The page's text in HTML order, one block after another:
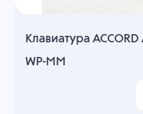
Клавиатура ACCORD
WP-MM